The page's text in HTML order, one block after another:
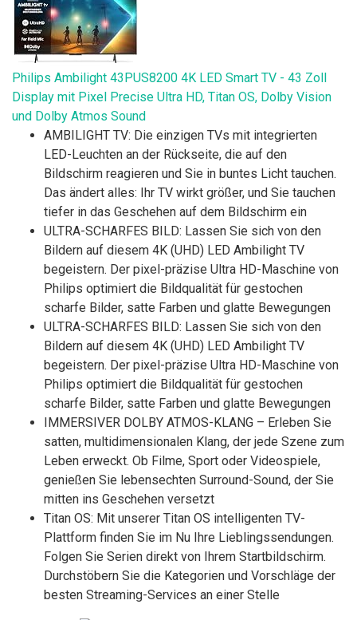
Philips Ambilight 43PUS8200 4K LED Smart TV - 43 Zoll
Display mit Pixel Precise Ultra HD, Titan OS, Dolby Vision
und Dolby Atmos Sound
AMBILIGHT TV: Die einzigen TVs mit integrierten
LED-Leuchten an der Rückseite, die auf den
Bildschirm reagieren und Sie in buntes Licht tauchen.
Das ändert alles: Ihr TV wirkt größer, und Sie tauchen
tiefer in das Geschehen auf dem Bildschirm ein
ULTRA-SCHARFES BILD: Lassen Sie sich von den
Bildern auf diesem 4K (UHD) LED Ambilight TV
begeistern. Der pixel-präzise Ultra HD-Maschine von
Philips optimiert die Bildqualität für gestochen
scharfe Bilder, satte Farben und glatte Bewegungen
ULTRA-SCHARFES BILD: Lassen Sie sich von den
Bildern auf diesem 4K (UHD) LED Ambilight TV
begeistern. Der pixel-präzise Ultra HD-Maschine von
Philips optimiert die Bildqualität für gestochen
scharfe Bilder, satte Farben und glatte Bewegungen
IMMERSIVER DOLBY ATMOS-KLANG – Erleben Sie
satten, multidimensionalen Klang, der jede Szene zum
Leben erweckt. Ob Filme, Sport oder Videospiele,
genießen Sie lebensechten Surround-Sound, der Sie
mitten ins Geschehen versetzt
Titan OS: Mit unserer Titan OS intelligenten TV-
Plattform finden Sie im Nu Ihre Lieblingssendungen.
Folgen Sie Serien direkt von Ihrem Startbildschirm.
Durchstöbern Sie die Kategorien und Vorschläge der
besten Streaming-Services an einer Stelle